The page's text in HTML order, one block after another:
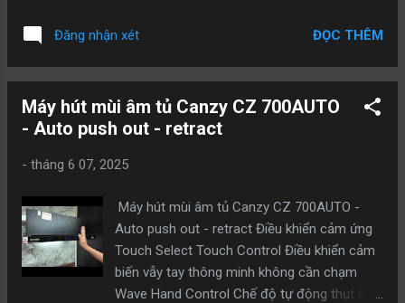
Hiệu suất hút mạnh mẽ, vận hành êm ái Với
...
Chức năng kéo và tự động ngắt Đèn LED siêu
sáng tiết kiệm điện Chức năng hẹn giờ linh hoạt
Chất liệu: Inox sơn đen Công suất motor: 130W
Độ ồn: < 60 dB(A) Ống thoát: 150mm Kích
Đăng nhận xét ĐỌC THÊM
Máy hút mùi âm tủ Canzy CZ 700AUTO
- Auto push out - retract
- tháng 6 07, 2025
Máy hút mùi âm tủ Canzy CZ 700AUTO -
Auto push out - retract Điều khiển cảm ứng
Touch Select Touch Control Điều khiển cảm
biến vẫy tay thông minh không cần chạm
Wave Hand Control Chế độ tự động thụt thò